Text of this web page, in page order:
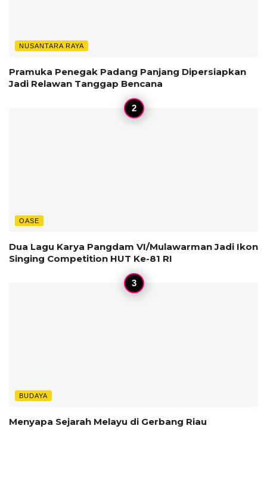
NUSANTARA RAYA
Pramuka Penegak Padang Panjang Dipersiapkan
Jadi Relawan Tanggap Bencana
OASE
Dua Lagu Karya Pangdam VI/Mulawarman Jadi Ikon
Singing Competition HUT Ke-81 RI
BUDAYA
Menyapa Sejarah Melayu di Gerbang Riau